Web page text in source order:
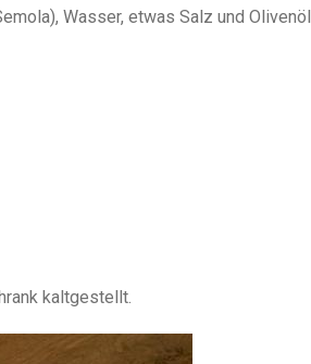
Wasser, etwas Salz und Olivenöl
kaltgestellt.